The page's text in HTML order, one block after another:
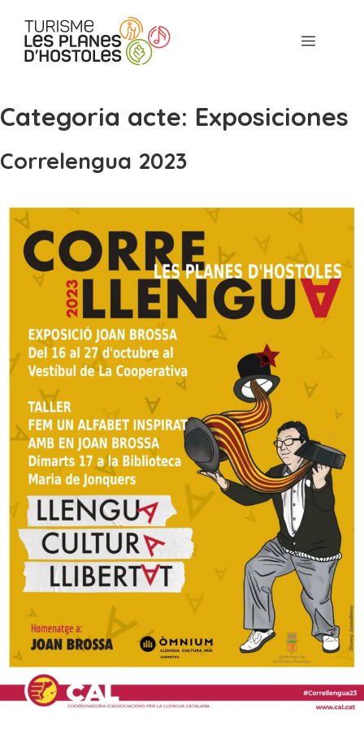
contenido
Menú
Categoria acte: Exposiciones
Correlengua 2023